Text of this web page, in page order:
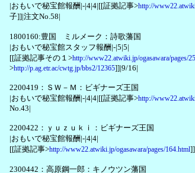
|おもいで秘宝館報酬|-|4|4|[[証拠記事>http://
子]]|注文No.58|
1800160:豊国 ミルメーク：詩歌藩国
|おもいで秘宝館スタッフ報酬|-|5|5|
[[証拠記事その１>http://www22.atwiki.jp/ogasawara/pages/
>http://p.ag.etr.ac/cwtg.jp/bbs2/12365]]|9/16|
2200419：ＳＷ－Ｍ：ビギナーズ王国
|おもいで秘宝館報酬|-|4|4|[[証拠記事>http://
No.43|
2200422：ｙｕｚｕｋｉ：ビギナーズ王国
|おもいで秘宝館報酬|-|4|4|
[[証拠記事>http://www22.atwiki.jp/ogasawara/pages/164.html
2300442：高原鋼一郎：キノウツン藩国